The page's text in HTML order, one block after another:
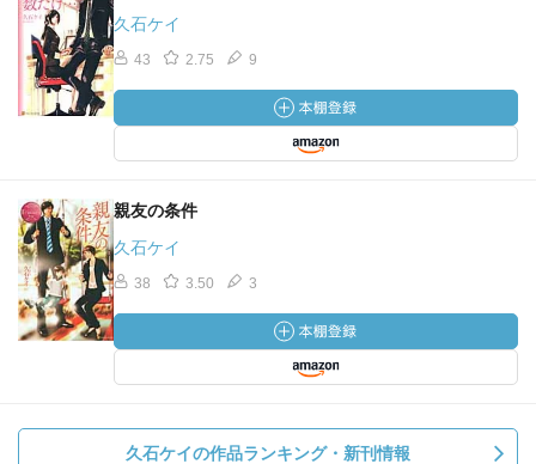
久石ケイ
43 2.75 9
親友の条件
久石ケイ
38 3.50 3
久石ケイの作品ランキング・新刊情報